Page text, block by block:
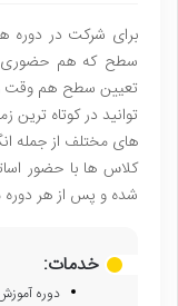
برای شرکت در دوره
سطح که هم حضوری و
تعیین سطح هم وقت
توانید در کوتاه ترین
های مختلف از جمله
کلاس ها با حضور
شده و پس از هر دوره
خدمات:
دوره